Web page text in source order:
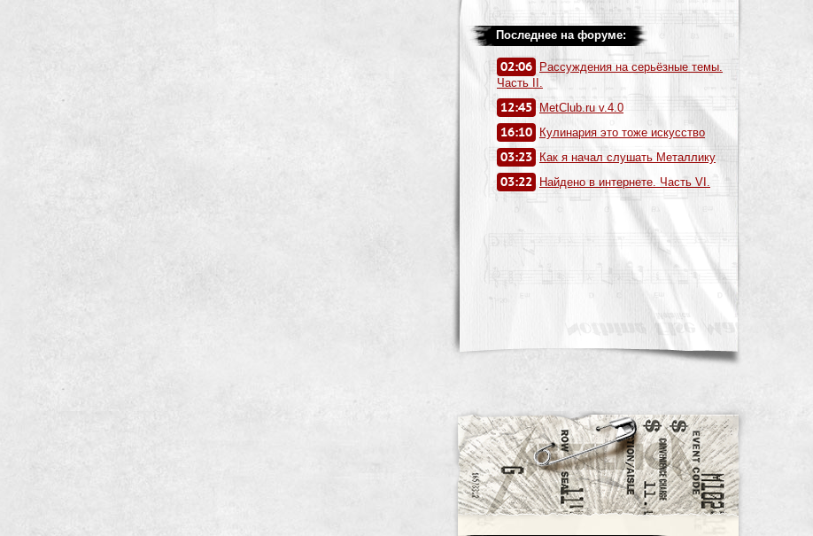
Последнее на форуме:
02:06
Рассуждения на серьёзные темы.
Часть II.
12:45 MetClub.ru v.4.0
16:10 Кулинария это тоже искусство
03:23 Как я начал слушать Металлику
03:22 Найдено в интернете. Часть VI.